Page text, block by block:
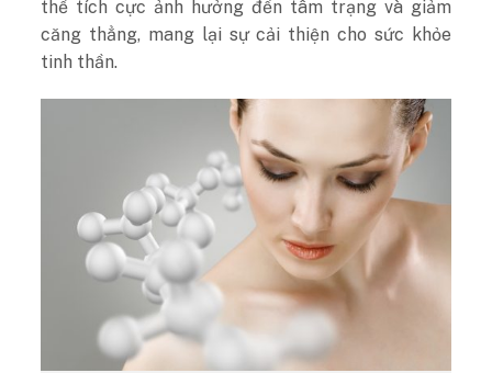
thể tích cực ảnh hưởng đến tâm trạng và giảm
căng thẳng, mang lại sự cải thiện cho sức khỏe
tinh thần.